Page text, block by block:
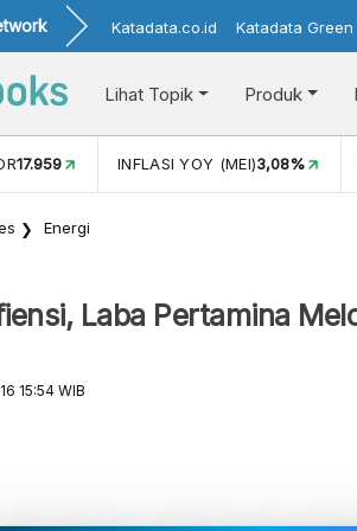
Katadata.co.id Katadata Green
Lihat Topik Produk
17.959 INFLASI YOY (MEI)3,08%
Energi
Laba Pertamina
15:54 WIB